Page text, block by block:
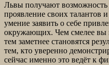
Львы получают возможность
проявление своих талантов
умение заявить о себе
окружающих. Чем смелее вы
тем заметнее становятся
тем, кто уверенно
сейчас именно это ведёт к